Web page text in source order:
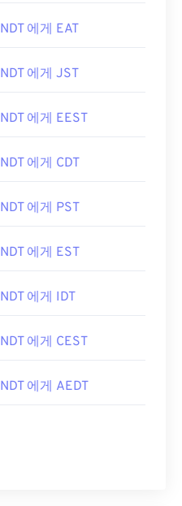
NDT 에게 EAT
NDT 에게 JST
NDT 에게 EEST
NDT 에게 CDT
NDT 에게 PST
NDT 에게 EST
NDT 에게 IDT
NDT 에게 CEST
NDT 에게 AEDT